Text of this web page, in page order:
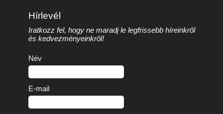
Hírlevél
Iratkozz fel, hogy ne maradj le legfrissebb híreinkről
és kedvezményeinkről!
Név
E-mail